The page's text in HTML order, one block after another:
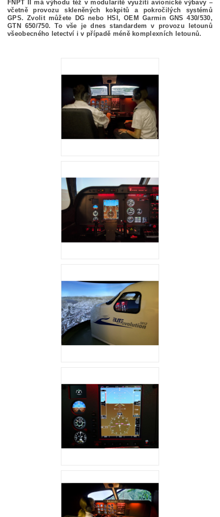
FNPT II má výhodu též v modularitě využití avionické výbavy –
včetně provozu skleněných kokpitů a pokročilých systémů
GPS. Zvolit můžete DG nebo HSI, OEM Garmin GNS 430/530,
GTN 650/750. To vše je dnes standardem v provozu letounů
všeobecného letectví i v případě méně komplexních letounů.